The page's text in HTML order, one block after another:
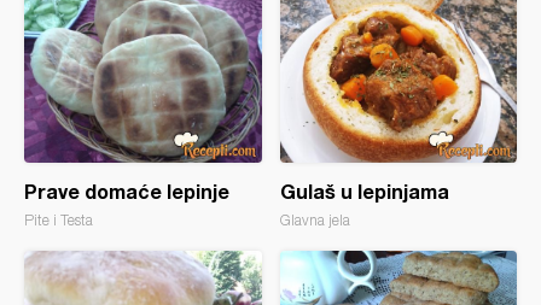
Prave domaće lepinje
Pite i Testa
Gulaš u lepinjama
Glavna jela